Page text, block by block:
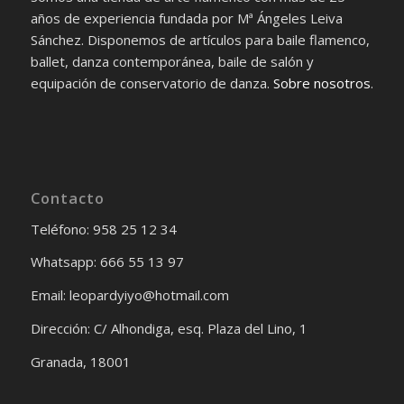
años de experiencia fundada por Mª Ángeles Leiva
Sánchez. Disponemos de artículos para baile flamenco,
ballet, danza contemporánea, baile de salón y
equipación de conservatorio de danza. Sobre nosotros.
Contacto
Teléfono: 958 25 12 34
Whatsapp: 666 55 13 97
Email: leopardyiyo@hotmail.com
Dirección: C/ Alhondiga, esq. Plaza del Lino, 1
Granada, 18001